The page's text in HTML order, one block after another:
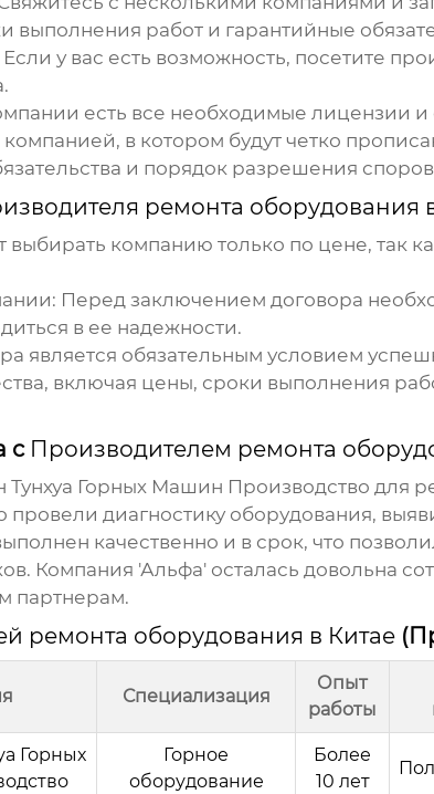
работ и гарантийные
Если у вас есть возможность, посетите
есть все необходимые лицензии
в котором будут четко
и порядок разрешения
ремонта оборудования
выбирать компанию только по цене, так
Перед заключением договора
в ее надежности.
является обязательным условием
включая цены, сроки выполнения
с Производителем ремонта
Горных Машин Производство для
провели диагностику оборудования,
качественно и в срок, что
Компания 'Альфа' осталась довольна
партнерам.
ремонта оборудования в Китае
Специализация
Опыт
работы
Горных
Горное
оборудование
Более
10 лет